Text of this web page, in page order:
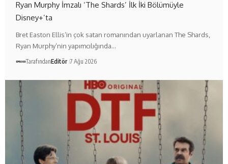
Ryan Murphy İmzalı ‘The Shards’ İlk İki Bölümüyle
Disney+’ta
Bret Easton Ellis’in çok satan romanından uyarlanan The Shards,
Ryan Murphy’nin yapımcılığında…
TarafındanEditör 7 Ağu 2026